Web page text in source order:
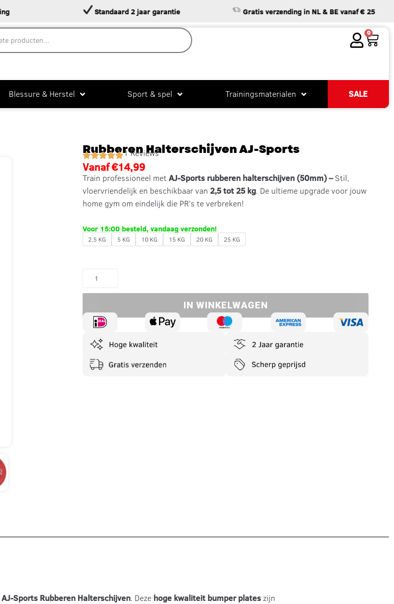
Standaard 2 jaar garantie Gratis verzending in NL & BE vanaf € 25
0
Blessure & Herstel Sport & spel Trainingsmaterialen SALE
Rubberen Halterschijven AJ-Sports
1 Reviews
Vanaf€14,99
Train professioneel metAJ-Sports rubberen halterschijven (50mm) –Stil,
vloervriendelijk en beschikbaar van 2,5 tot 25 kg. De ultieme upgrade voor jouw
home gym om eindelijk die PR’s te verbreken!
Voor 15:00 besteld, vandaag verzonden!
2,5 KG 5 KG 10 KG 15 KG 20 KG 25 KG
IN WINKELWAGEN
AJ-Sports Rubberen Halterschijven. Deze hoge kwaliteit bumper plateszijn